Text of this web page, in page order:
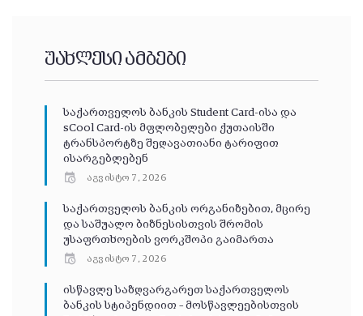
უახლესი ამბები
საქართველოს ბანკის Student Card-ისა და
sCool Card-ის მფლობელები ქუთაისში
ტრანსპორტზე შეღავათიანი ტარიფით
ისარგებლებენ
აგვისტო 7, 2026
საქართველოს ბანკის ორგანიზებით, მცირე
და საშუალო ბიზნესისთვის შრომის
უსაფრთხოების ვორკშოპი გაიმართა
აგვისტო 7, 2026
ისწავლე საზღვარგარეთ საქართველოს
ბანკის სტიპენდიით – მოსწავლეებისთვის